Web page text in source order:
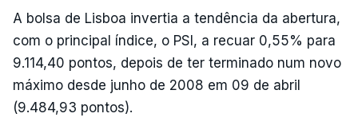
A bolsa de Lisboa invertia a tendência da abertura,
com o principal índice, o PSI, a recuar 0,55% para
9.114,40 pontos, depois de ter terminado num novo
máximo desde junho de 2008 em 09 de abril
(9.484,93 pontos).